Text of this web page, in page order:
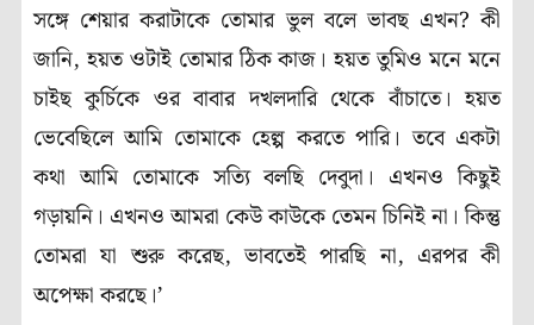
সঙ্গে শেয়ার করাটাকে তোমার ভুল বলে ভাবছ এখন? কী
জানি, হয়ত ওটাই তোমার ঠিক কাজ। হয়ত তুমিও মনে মনে
চাইছ কুর্চিকে ওর বাবার দখলদারি থেকে বাঁচাতে। হয়ত
ভেবেছিলে আমি তোমাকে হেল্প করতে পারি। তবে একটা
কথা আমি তোমাকে সত্যি বলছি দেবুদা। এখনও কিছুই
গড়ায়নি। এখনও আমরা কেউ কাউকে তেমন চিনিই না। কিন্তু
তোমরা যা শুরু করেছ, ভাবতেই পারছি না, এরপর কী
অপেক্ষা করছে।’